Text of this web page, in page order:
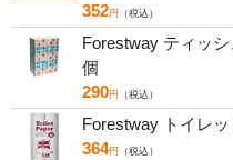
352円 （税込）
Forestway ティッ
個
290円 （税込）
Forestway トイレ
364円 （税込）